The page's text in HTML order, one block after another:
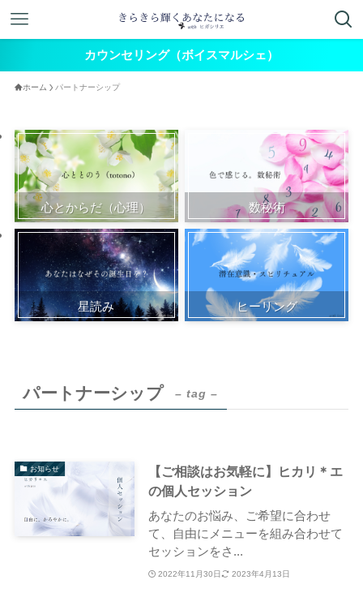
カウンセリング（ボイスマルシェ）
ホーム パートナーシップ
心とからだ（心理） 数秘術
星読み ヒーリング
パートナーシップ – tag –
お知らせ
【ご相談はお気軽に】ヒカリ＊エ
の個人セッション
あなたのお悩み、ご希望に合わせ
て、自由にメニューを組み合わせて
セッションをさ...
2022年11月30日 2023年4月13日